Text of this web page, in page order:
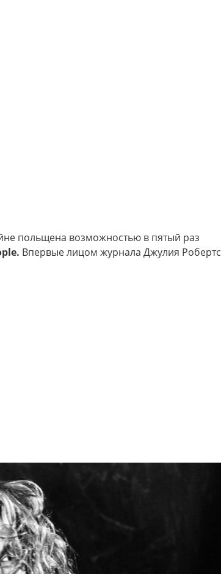
польщена возможностью в пятый раз
Впервые лицом журнала Джулия Робертс